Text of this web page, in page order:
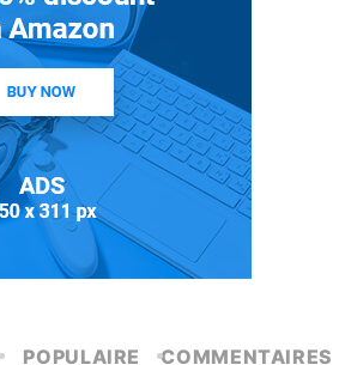
POPULAIRE COMMENTAIRES